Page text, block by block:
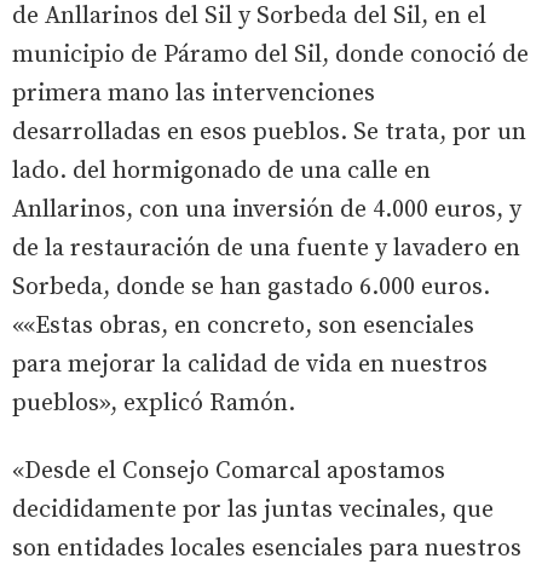
de Anllarinos del Sil y Sorbeda del Sil, en el
municipio de Páramo del Sil, donde conoció de
primera mano las intervenciones
desarrolladas en esos pueblos. Se trata, por un
lado. del hormigonado de una calle en
Anllarinos, con una inversión de 4.000 euros, y
de la restauración de una fuente y lavadero en
Sorbeda, donde se han gastado 6.000 euros.
««Estas obras, en concreto, son esenciales
para mejorar la calidad de vida en nuestros
pueblos», explicó Ramón.
«Desde el Consejo Comarcal apostamos
decididamente por las juntas vecinales, que
son entidades locales esenciales para nuestros